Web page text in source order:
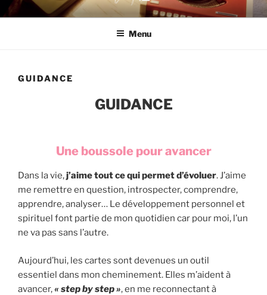
Aller
au
DOUZE12 THÉRAPIE
Menu
GUIDANCE
GUIDANCE
Une boussole pour avancer
Dans la vie,j’aime tout ce qui permet d’évoluer. J’aime
me remettre en question, introspecter, comprendre,
apprendre, analyser… Le développement personnel et
spirituel font partie de mon quotidien car pour moi, l’un
ne va pas sans l’autre.
Aujourd’hui, les cartes sont devenues un outil
essentiel dans mon cheminement. Elles m’aident à
avancer,« step by step », en me reconnectant à